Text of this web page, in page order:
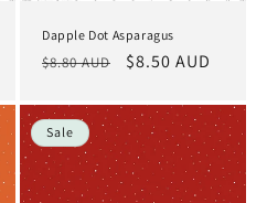
Dapple Dot Asparagus
Normaler
$8.80 AUD Verkaufspreis
$8.50 AUD
Sale